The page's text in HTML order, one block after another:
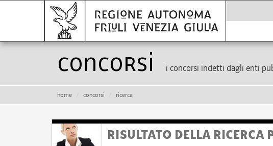
Concorsi i concorsi indetti dagli enti
home concorsi ricerca
RISULTATO DELLA RICERCA